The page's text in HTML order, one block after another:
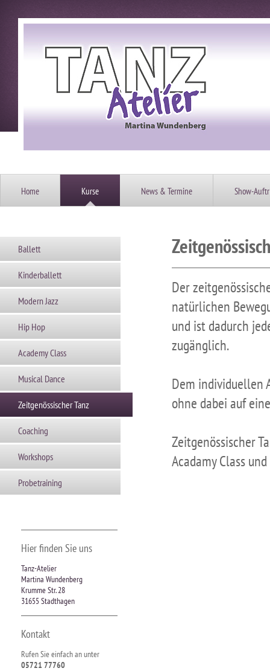
Home Kurse News & Termine Show-
Ballett
Kinderballett
Modern Jazz
Hip Hop
Academy Class
Musical Dance
Zeitgenössischer Tanz
Coaching
Workshops
Probetraining
Hier finden Sie uns
Tanz-Atelier
Martina Wundenberg
Krumme Str. 28
31655 Stadthagen
Kontakt
Rufen Sie einfach an unter
05721 77760
Der
natürlichen
und ist dadurch
zugänglich.
Dem individuellen
ohne dabei auf
Zeitgenössischer
Acadamy Class